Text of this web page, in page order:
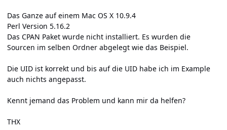
Das Ganze auf einem Mac OS X 10.9.4
Perl Version 5.16.2
Das CPAN Paket wurde nicht installiert. Es wurden die
Sourcen im selben Ordner abgelegt wie das Beispiel.
Die UID ist korrekt und bis auf die UID habe ich im Example
auch nichts angepasst.
Kennt jemand das Problem und kann mir da helfen?
THX